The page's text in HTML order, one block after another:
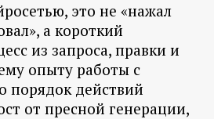
это не «нажал
а короткий
из запроса, правки и
опыту работы с
порядок действий
от пресной генерации,